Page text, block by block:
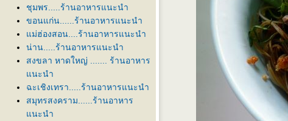
ชุมพร.....ร้านอาหารแนะนำ
ขอนแก่น......ร้านอาหารแนะนำ
ม่ฮ่องสอน....ร้านอาหารแนะนำ
น่าน.....ร้านอาหารแนะนำ
สงขลา หาดใหญ่ ....... ร้านอาหาร
นะนำ
ฉะเชิงเทรา.....ร้านอาหารแนะนำ
สมุทรสงคราม......ร้านอาหาร
นะนำ